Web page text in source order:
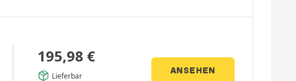
195,98 €
Lieferbar
ANSEHEN